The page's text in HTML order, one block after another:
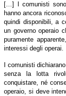
[…] I comunisti
hanno ancora
quindi disponibili, a
un governo operaio
puramente
interessi degli operai.
I comunisti
senza la lotta
conquistare, né
operaio, si deve